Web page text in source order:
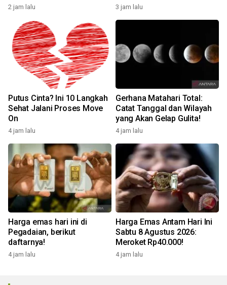
2 jam lalu 3 jam lalu
Putus Cinta? Ini 10 Langkah
Sehat Jalani Proses Move
On
4 jam lalu
Gerhana Matahari Total:
Catat Tanggal dan Wilayah
yang Akan Gelap Gulita!
4 jam lalu
Harga emas hari ini di
Pegadaian, berikut
daftarnya!
4 jam lalu
Harga Emas Antam Hari Ini
Sabtu 8 Agustus 2026:
Meroket Rp40.000!
4 jam lalu